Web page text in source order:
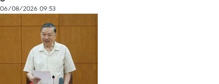
06/08/2026 09:53